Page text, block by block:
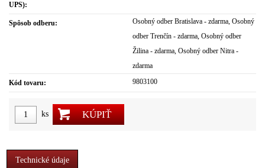
UPS):
Spôsob odberu:
Osobný odber Bratislava - zdarma, Osobný
odber Trenčín - zdarma, Osobný odber
Žilina - zdarma, Osobný odber Nitra -
zdarma
Kód tovaru: 9803100
ks KÚPIŤ
Technické údaje